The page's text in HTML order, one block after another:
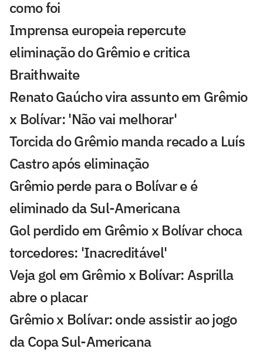
como foi
Imprensa europeia repercute
eliminação do Grêmio e critica
Braithwaite
Renato Gaúcho vira assunto em Grêmio
x Bolívar: 'Não vai melhorar'
Torcida do Grêmio manda recado a Luís
Castro após eliminação
Grêmio perde para o Bolívar e é
eliminado da Sul-Americana
Gol perdido em Grêmio x Bolívar choca
torcedores: 'Inacreditável'
Veja gol em Grêmio x Bolívar: Asprilla
abre o placar
Grêmio x Bolívar: onde assistir ao jogo
da Copa Sul-Americana